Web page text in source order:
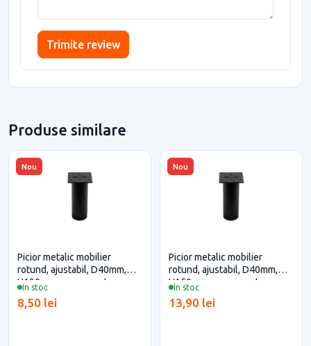
Trimite review
Produse similare
Nou
In stoc
Picior metalic mobilier
rotund, ajustabil, D40mm,
H120mm, negru pentru casa
8,50 lei
Nou
In stoc
Picior metalic mobilier
rotund, ajustabil, D40mm,
H150mm, negru pentru casa
13,90 lei